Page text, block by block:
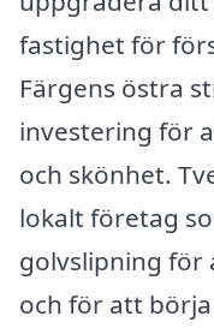
fastighet för
Färgens östra
investering för
och skönhet.
lokalt företag
golvslipning för
och för att